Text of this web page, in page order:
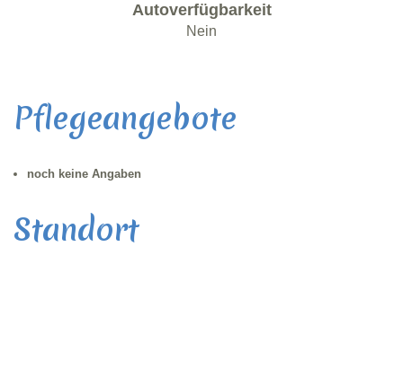
Autoverfügbarkeit
Nein
Pflegeangebote
noch keine Angaben
Standort